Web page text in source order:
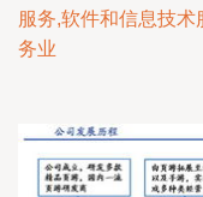
服务,软件和信息技
务业